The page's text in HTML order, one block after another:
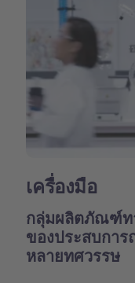
เครื่องมือ
กลุ่มผลิตภัณฑ์ท
ของประสบกา
หลายทศวรรษ